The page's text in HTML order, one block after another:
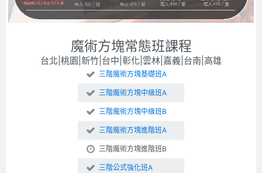
魔術方塊常態班課程
台北|桃園|新竹|台中|彰化|雲林|嘉義|台南|高雄
三階魔術方塊基礎班A
三階魔術方塊中級班A
三階魔術方塊中級班B
三階魔術方塊進階班A
三階魔術方塊進階班B
三階公式強化班A